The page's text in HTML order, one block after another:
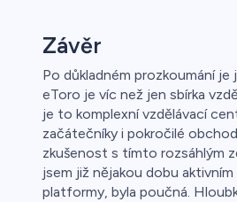
Závěr
Po důkladném prozkoumání je
eToro je víc než jen sbírka
je to komplexní vzdělávací
začátečníky i pokročilé
zkušenost s tímto rozsáhlým
jsem již nějakou dobu
platformy, byla poučná.